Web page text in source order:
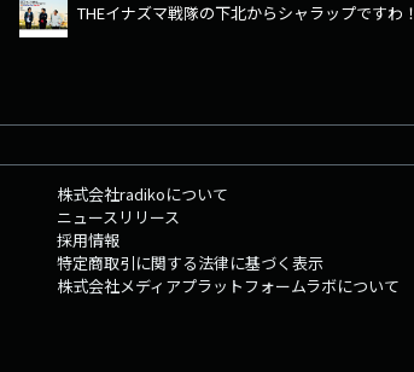
THEイナズマ戦隊の下北からシャラップですわ！
株式会社radikoについて
ニュースリリース
採用情報
特定商取引に関する法律に基づく表示
株式会社メディアプラットフォームラボについて